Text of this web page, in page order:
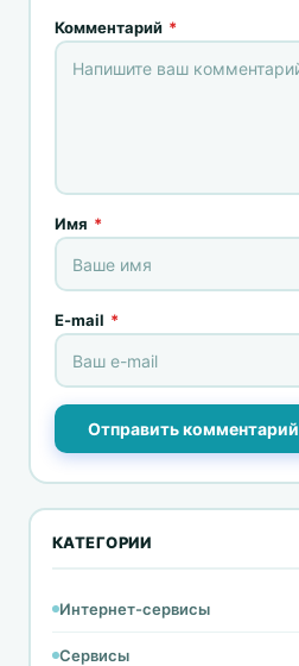
Комментарий *
Имя *
E-mail *
Отправить комментарий
КАТЕГОРИИ
Интернет-сервисы
Сервисы